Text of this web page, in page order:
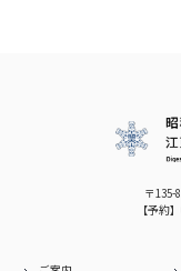
〒
【予約】